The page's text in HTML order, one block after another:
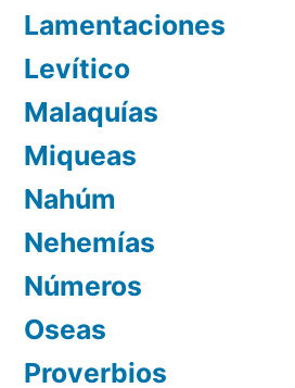
Lamentaciones
Levítico
Malaquías
Miqueas
Nahúm
Nehemías
Números
Oseas
Proverbios